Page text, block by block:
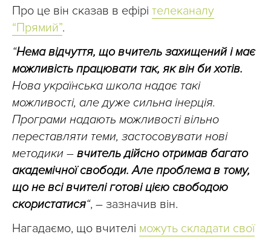
Про це він сказав в ефірі телеканалу
“Прямий”.
“Нема відчуття, що вчитель захищений і має
можливість працювати так, як він би хотів.
Нова українська школа надає такі
можливості, але дуже сильна інерція.
Програми надають можливості вільно
переставляти теми, застосовувати нові
методики – вчитель дійсно отримав багато
академічної свободи. Але проблема в тому,
що не всі вчителі готові цією свободою
скористатися“, – зазначив він.
Нагадаємо, що вчителі можуть складати свої